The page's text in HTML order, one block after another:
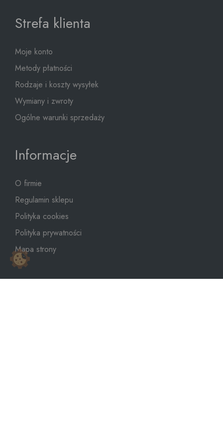
Strefa klienta
Moje konto
Metody płatności
Rodzaje i koszty wysyłek
Wymiany i zwroty
Ogólne warunki sprzedaży
Informacje
O firmie
Regulamin sklepu
Polityka cookies
Polityka prywatności
Mapa strony